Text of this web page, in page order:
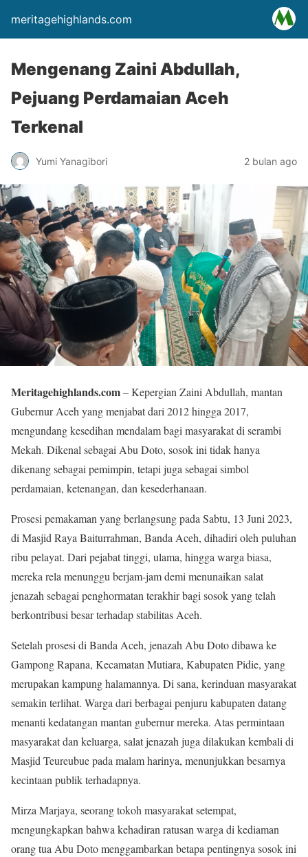
meritagehighlands.com
Mengenang Zaini Abdullah,
Pejuang Perdamaian Aceh
Terkenal
Yumi Yanagibori 2 bulan ago
Meritagehighlands.com– Kepergian Zaini Abdullah, mantan
Gubernur Aceh yang menjabat dari 2012 hingga 2017,
mengundang kesedihan mendalam bagi masyarakat di serambi
Mekah. Dikenal sebagai Abu Doto, sosok ini tidak hanya
dikenang sebagai pemimpin, tetapi juga sebagai simbol
perdamaian, ketenangan, dan kesederhanaan.
Prosesi pemakaman yang berlangsung pada Sabtu, 13 Juni 2023,
di Masjid Raya Baiturrahman, Banda Aceh, dihadiri oleh puluhan
ribu pelayat. Dari pejabat tinggi, ulama, hingga warga biasa,
mereka rela menunggu berjam-jam demi menunaikan salat
jenazah sebagai penghormatan terakhir bagi sosok yang telah
berkontribusi besar terhadap stabilitas Aceh.
Setelah prosesi di Banda Aceh, jenazah Abu Doto dibawa ke
Gampong Rapana, Kecamatan Mutiara, Kabupaten Pidie, yang
merupakan kampung halamannya. Di sana, kerinduan masyarakat
semakin terlihat. Warga dari berbagai penjuru kabupaten datang
menanti kedatangan mantan gubernur mereka. Atas permintaan
masyarakat dan keluarga, salat jenazah juga dilakukan kembali di
Masjid Teureubue pada malam harinya, menunjukkan besarnya
kecintaan publik terhadapnya.
Mirza Marjaya, seorang tokoh masyarakat setempat,
mengungkapkan bahwa kehadiran ratusan warga di kediaman
orang tua Abu Doto menggambarkan betapa pentingnya sosok ini